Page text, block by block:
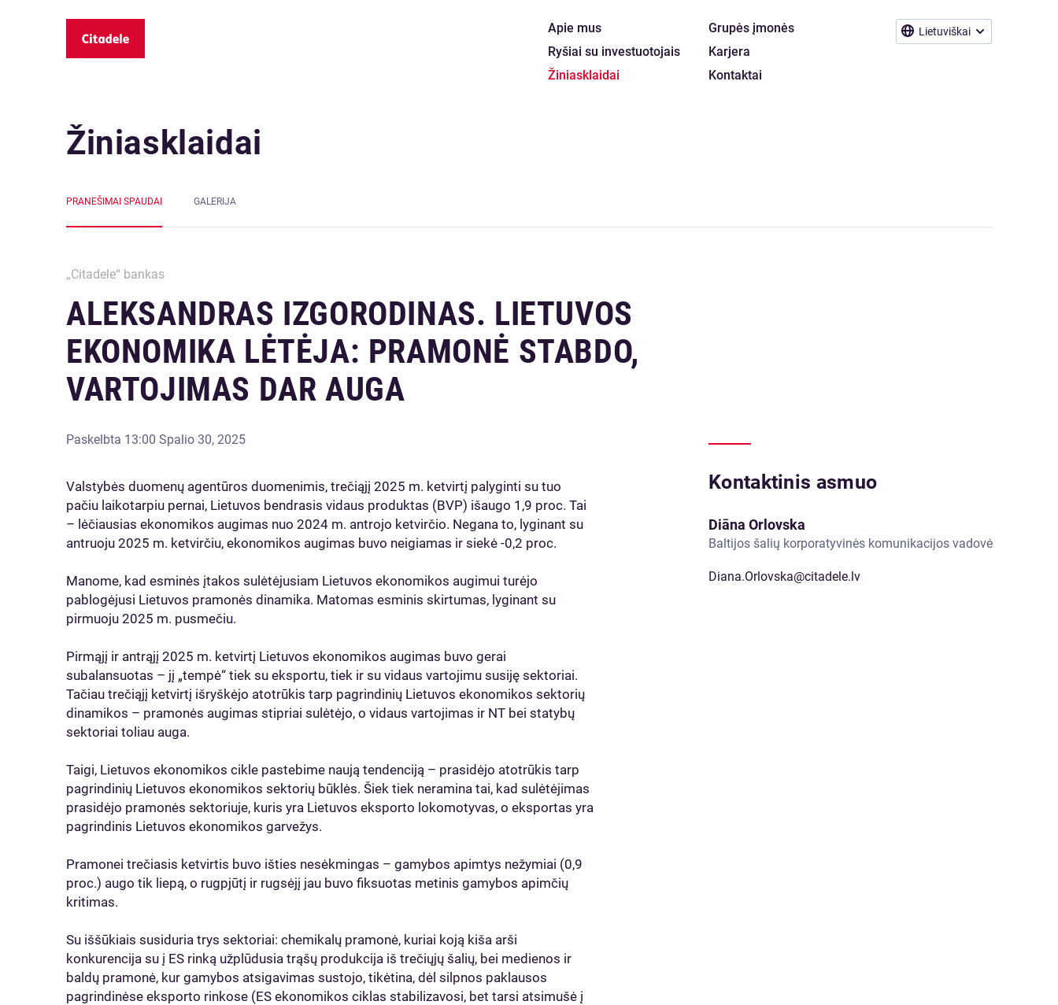
Lietuviškai
Apie mus
Ryšiai su investuotojais
Žiniasklaidai
Grupės įmonės
Karjera
Kontaktai
Žiniasklaidai
PRANEŠIMAI SPAUDAI GALERIJA
„Citadele“ bankas
ALEKSANDRAS IZGORODINAS. LIETUVOS
EKONOMIKA LĖTĖJA: PRAMONĖ STABDO,
VARTOJIMAS DAR AUGA
Paskelbta 13:00 Spalio 30, 2025
Valstybės duomenų agentūros duomenimis, trečiąjį 2025 m. ketvirtį palyginti su tuo
pačiu laikotarpiu pernai, Lietuvos bendrasis vidaus produktas (BVP) išaugo 1,9 proc. Tai
– lėčiausias ekonomikos augimas nuo 2024 m. antrojo ketvirčio. Negana to, lyginant su
antruoju 2025 m. ketvirčiu, ekonomikos augimas buvo neigiamas ir siekė -0,2 proc.
Manome, kad esminės įtakos sulėtėjusiam Lietuvos ekonomikos augimui turėjo
pablogėjusi Lietuvos pramonės dinamika. Matomas esminis skirtumas, lyginant su
pirmuoju 2025 m. pusmečiu.
Pirmąjį ir antrąjį 2025 m. ketvirtį Lietuvos ekonomikos augimas buvo gerai
subalansuotas – jį „tempė“ tiek su eksportu, tiek ir su vidaus vartojimu susiję sektoriai.
Tačiau trečiąjį ketvirtį išryškėjo atotrūkis tarp pagrindinių Lietuvos ekonomikos sektorių
dinamikos – pramonės augimas stipriai sulėtėjo, o vidaus vartojimas ir NT bei statybų
sektoriai toliau auga.
Taigi, Lietuvos ekonomikos cikle pastebime naują tendenciją – prasidėjo atotrūkis tarp
pagrindinių Lietuvos ekonomikos sektorių būklės. Šiek tiek neramina tai, kad sulėtėjimas
prasidėjo pramonės sektoriuje, kuris yra Lietuvos eksporto lokomotyvas, o eksportas yra
pagrindinis Lietuvos ekonomikos garvežys.
Pramonei trečiasis ketvirtis buvo išties nesėkmingas – gamybos apimtys nežymiai (0,9
proc.) augo tik liepą, o rugpjūtį ir rugsėjį jau buvo fiksuotas metinis gamybos apimčių
kritimas.
Su iššūkiais susiduria trys sektoriai: chemikalų pramonė, kuriai koją kiša arši
konkurencija su į ES rinką užplūdusia trąšų produkcija iš trečiųjų šalių, bei medienos ir
baldų pramonė, kur gamybos atsigavimas sustojo, tikėtina, dėl silpnos paklausos
pagrindinėse eksporto rinkose (ES ekonomikos ciklas stabilizavosi, bet tarsi atsimušė į
Kontaktinis asmuo
Diāna Orlovska
Baltijos šalių korporatyvinės komunikacijos vadovė
Diana.Orlovska@citadele.lv